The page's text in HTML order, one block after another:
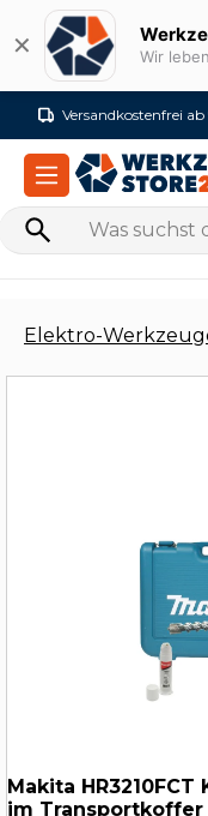
Zum Hauptinhalt
✕ Wir
Elektro-
Makita
im Transportkoffer